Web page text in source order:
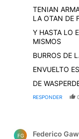
TENIAN
LA OTAN DE
Y HASTA LO
MISMOS
BURROS DE
ENVUELTO
DE
RESPONDER
FG Federico